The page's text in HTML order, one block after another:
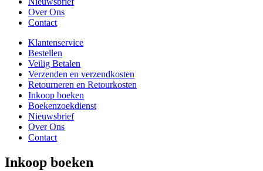
Over Ons
Contact
Klantenservice
Bestellen
Veilig Betalen
Verzenden en verzendkosten
Retourneren en Retourkosten
Inkoop boeken
Boekenzoekdienst
Nieuwsbrief
Over Ons
Contact
Inkoop boeken